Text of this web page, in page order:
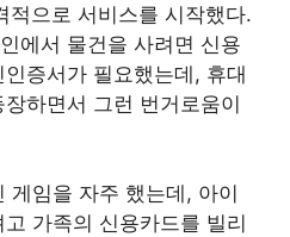
으로 서비스를 시작했다.
에서 물건을 사려면 신용
증서가 필요했는데, 휴대
하면서 그런 번거로움이
게임을 자주 했는데, 아이
가족의 신용카드를 빌리